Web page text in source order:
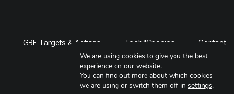
GBF Targets & Actions Tech4Species Contact
We are using cookies to give you the best
experience on our website.
You can find out more about which cookies
we are using or switch them off in settings.